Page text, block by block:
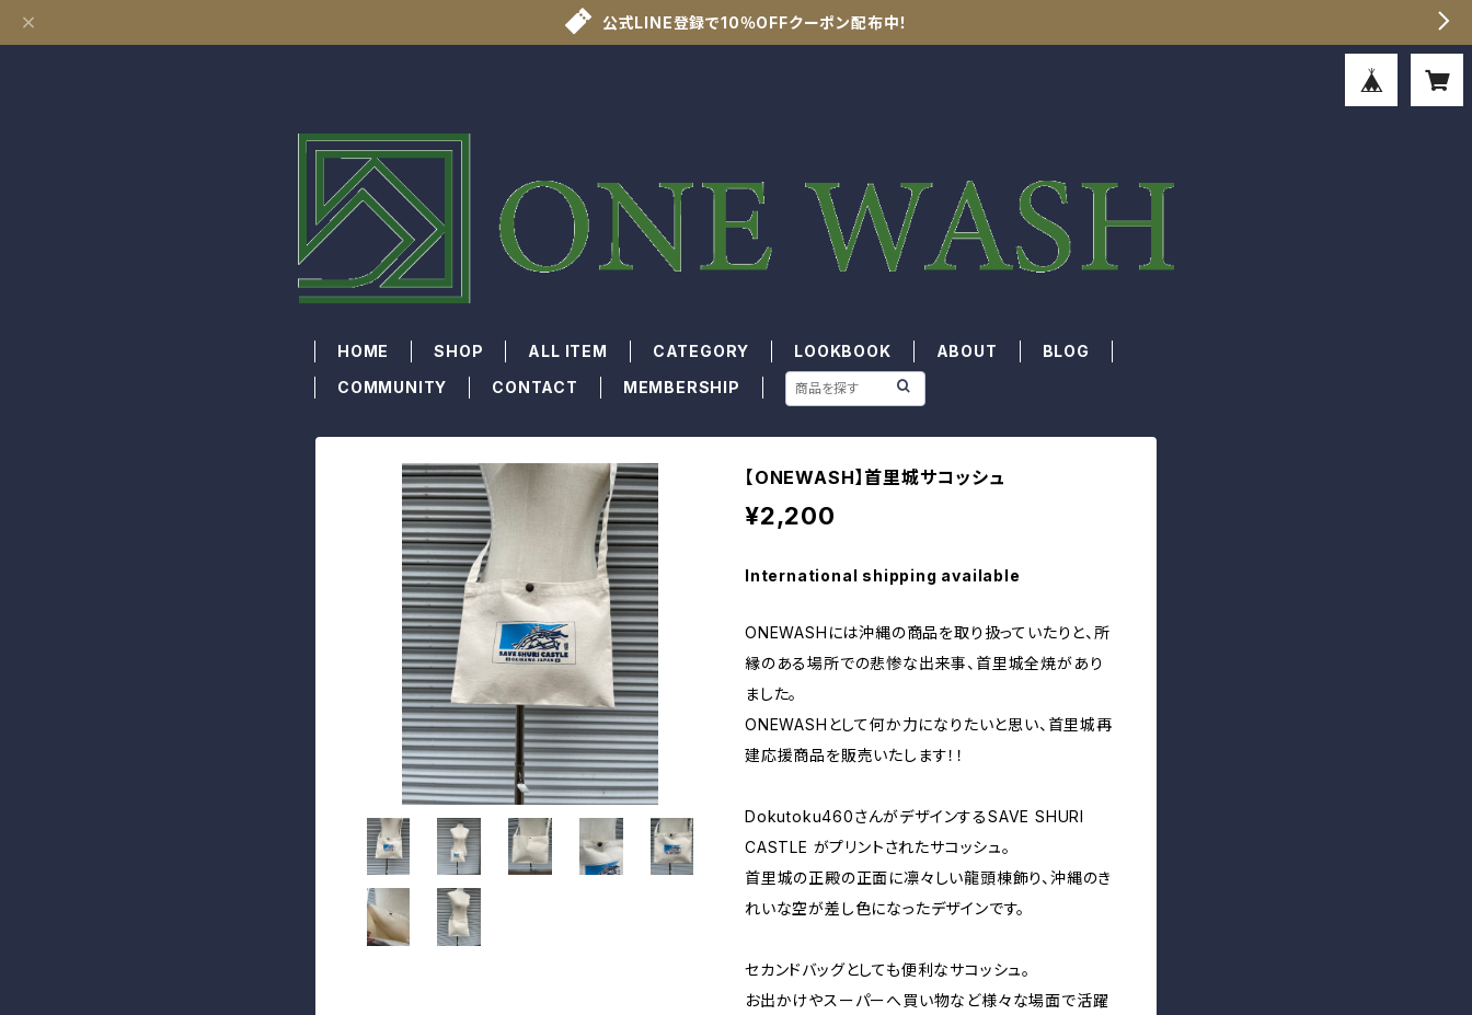
公式LINE登録で10％OFFクーポン配布中！
HOME SHOP ALL ITEM CATEGORY LOOKBOOK ABOUT
BLOG
COMMUNITY
CONTACT MEMBERSHIP
【ONEWASH】首里城サコッシュ
¥2,200
International shipping available
ONEWASHには沖縄の商品を取り扱っていたりと、所
縁のある場所での悲惨な出来事、首里城全焼があり
ました。
ONEWASHとして何か力になりたいと思い、首里城再
建応援商品を販売いたします！！
Dokutoku460さんがデザインするSAVE SHURI
CASTLE がプリントされたサコッシュ。
首里城の正殿の正面に凛々しい龍頭棟飾り、沖縄のき
れいな空が差し色になったデザインです。
セカンドバッグとしても便利なサコッシュ。
お出かけやスーパーへ買い物など様々な場面で活躍